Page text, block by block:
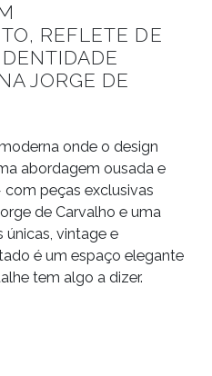
REFLETE DE
JORGE DE
onde o design
abordagem ousada e
peças exclusivas
de Carvalho e uma
vintage e
é um espaço elegante
tem algo a dizer.